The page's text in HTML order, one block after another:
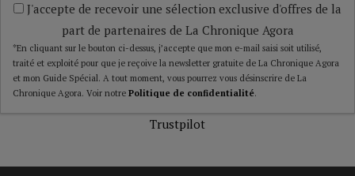
J'accepte de recevoir une sélection exclusive d'offres de la
part de partenaires de La Chronique Agora
*En cliquant sur le bouton ci-dessus, j’accepte que mon e-mail saisi soit utilisé,
traité et exploité pour que je reçoive la newsletter gratuite de La Chronique Agora
et mon Guide Spécial. A tout moment, vous pourrez vous désinscrire de La
Chronique Agora. Voir notre Politique de confidentialité.
Trustpilot